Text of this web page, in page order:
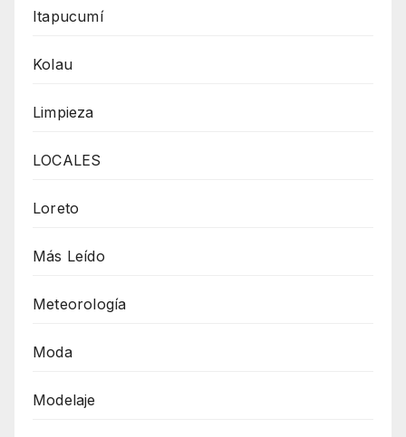
Itapucumí
Kolau
Limpieza
LOCALES
Loreto
Más Leído
Meteorología
Moda
Modelaje